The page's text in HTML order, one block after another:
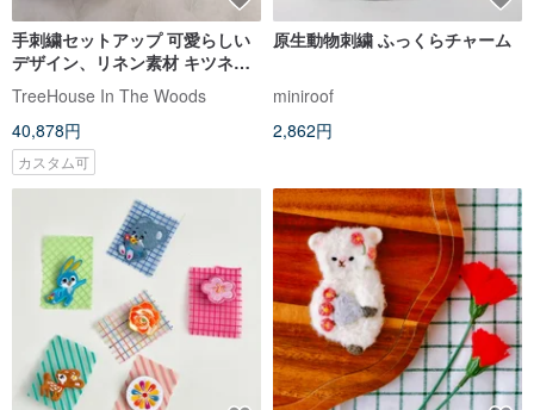
手刺繍セットアップ 可愛らしい
デザイン、リネン素材 キツネ、
ウサギ、サーフィン、ビーチ、
サマー
TreeHouse In The Woods
40,878円
カスタム可
原生動物刺繍 ふっくらチャーム
miniroof
2,862円